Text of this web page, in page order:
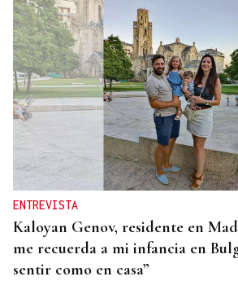
COMPETICIÓN NACIONAL
Fin de semana completo para el
ourensano
ENTREVISTA
Kaloyan Genov, residente en
me recuerda a mi infancia en
sentir como en casa”